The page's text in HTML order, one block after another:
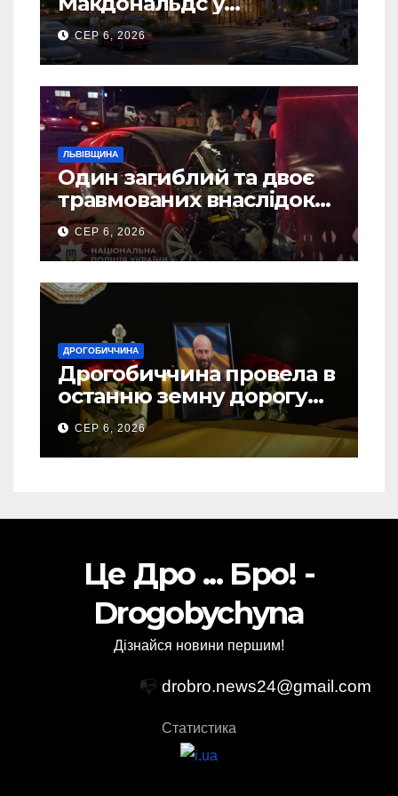
Дрогобичі? (Фото)
СЕР 6, 2026
ЛЬВІВЩИНА
Один загиблий та двоє
травмованих внаслідок
ДТП на Самбірщині
СЕР 6, 2026
ДРОГОБИЧЧИНА
Дрогобиччина провела в
останню земну дорогу
свого Захисника – Олега
Торського
СЕР 6, 2026
Це Дро ... Бро! -
Drogobychyna
Дізнайся новини першим!
📭 drobro.news24@gmail.com
Статистика